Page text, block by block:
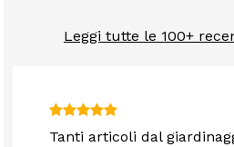
Leggi tutte le 100+
Tanti articoli dal